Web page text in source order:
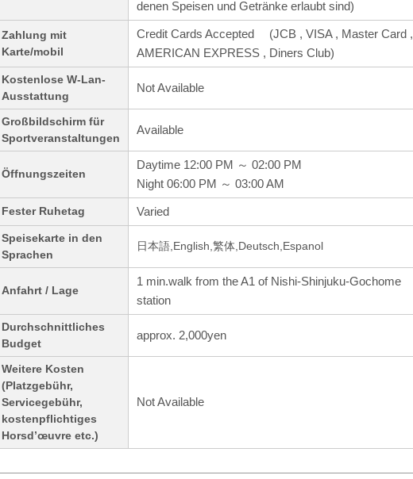
denen Speisen und Getränke erlaubt sind)
Zahlung mit
Karte/mobil
Credit Cards Accepted (JCB , VISA , Master Card ,
AMERICAN EXPRESS , Diners Club)
Kostenlose W-Lan-
Ausstattung
Not Available
Großbildschirm für
Sportveranstaltungen
Available
Öffnungszeiten
Daytime 12:00 PM ～ 02:00 PM
Night 06:00 PM ～ 03:00 AM
Fester Ruhetag Varied
Speisekarte in den
Sprachen
日本語,English,繁体,Deutsch,Espanol
Anfahrt / Lage
1 min.walk from the A1 of Nishi-Shinjuku-Gochome
station
Durchschnittliches
Budget
approx. 2,000yen
Weitere Kosten
(Platzgebühr,
Servicegebühr,
kostenpflichtiges
Horsd’œuvre etc.)
Not Available